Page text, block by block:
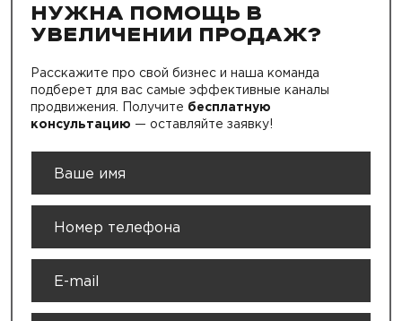
НУЖНА ПОМОЩЬ В
УВЕЛИЧЕНИИ ПРОДАЖ?
Расскажите про свой бизнес и наша команда
подберет для вас самые эффективные каналы
продвижения. Получите бесплатную
консультацию — оставляйте заявку!